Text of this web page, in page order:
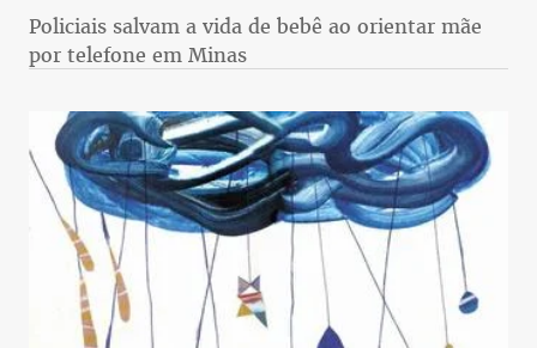
Policiais salvam a vida de bebê ao orientar mãe
por telefone em Minas